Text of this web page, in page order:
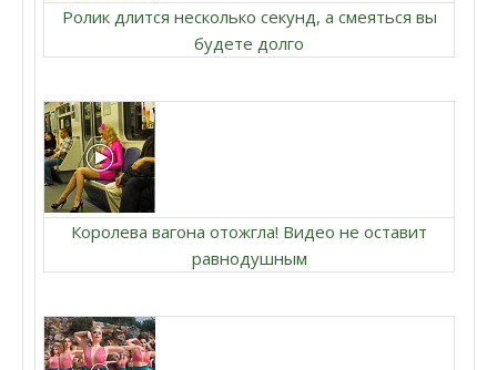
Ролик длится несколько секунд, а смеяться вы
будете долго
Королева вагона отожгла! Видео не оставит
равнодушным